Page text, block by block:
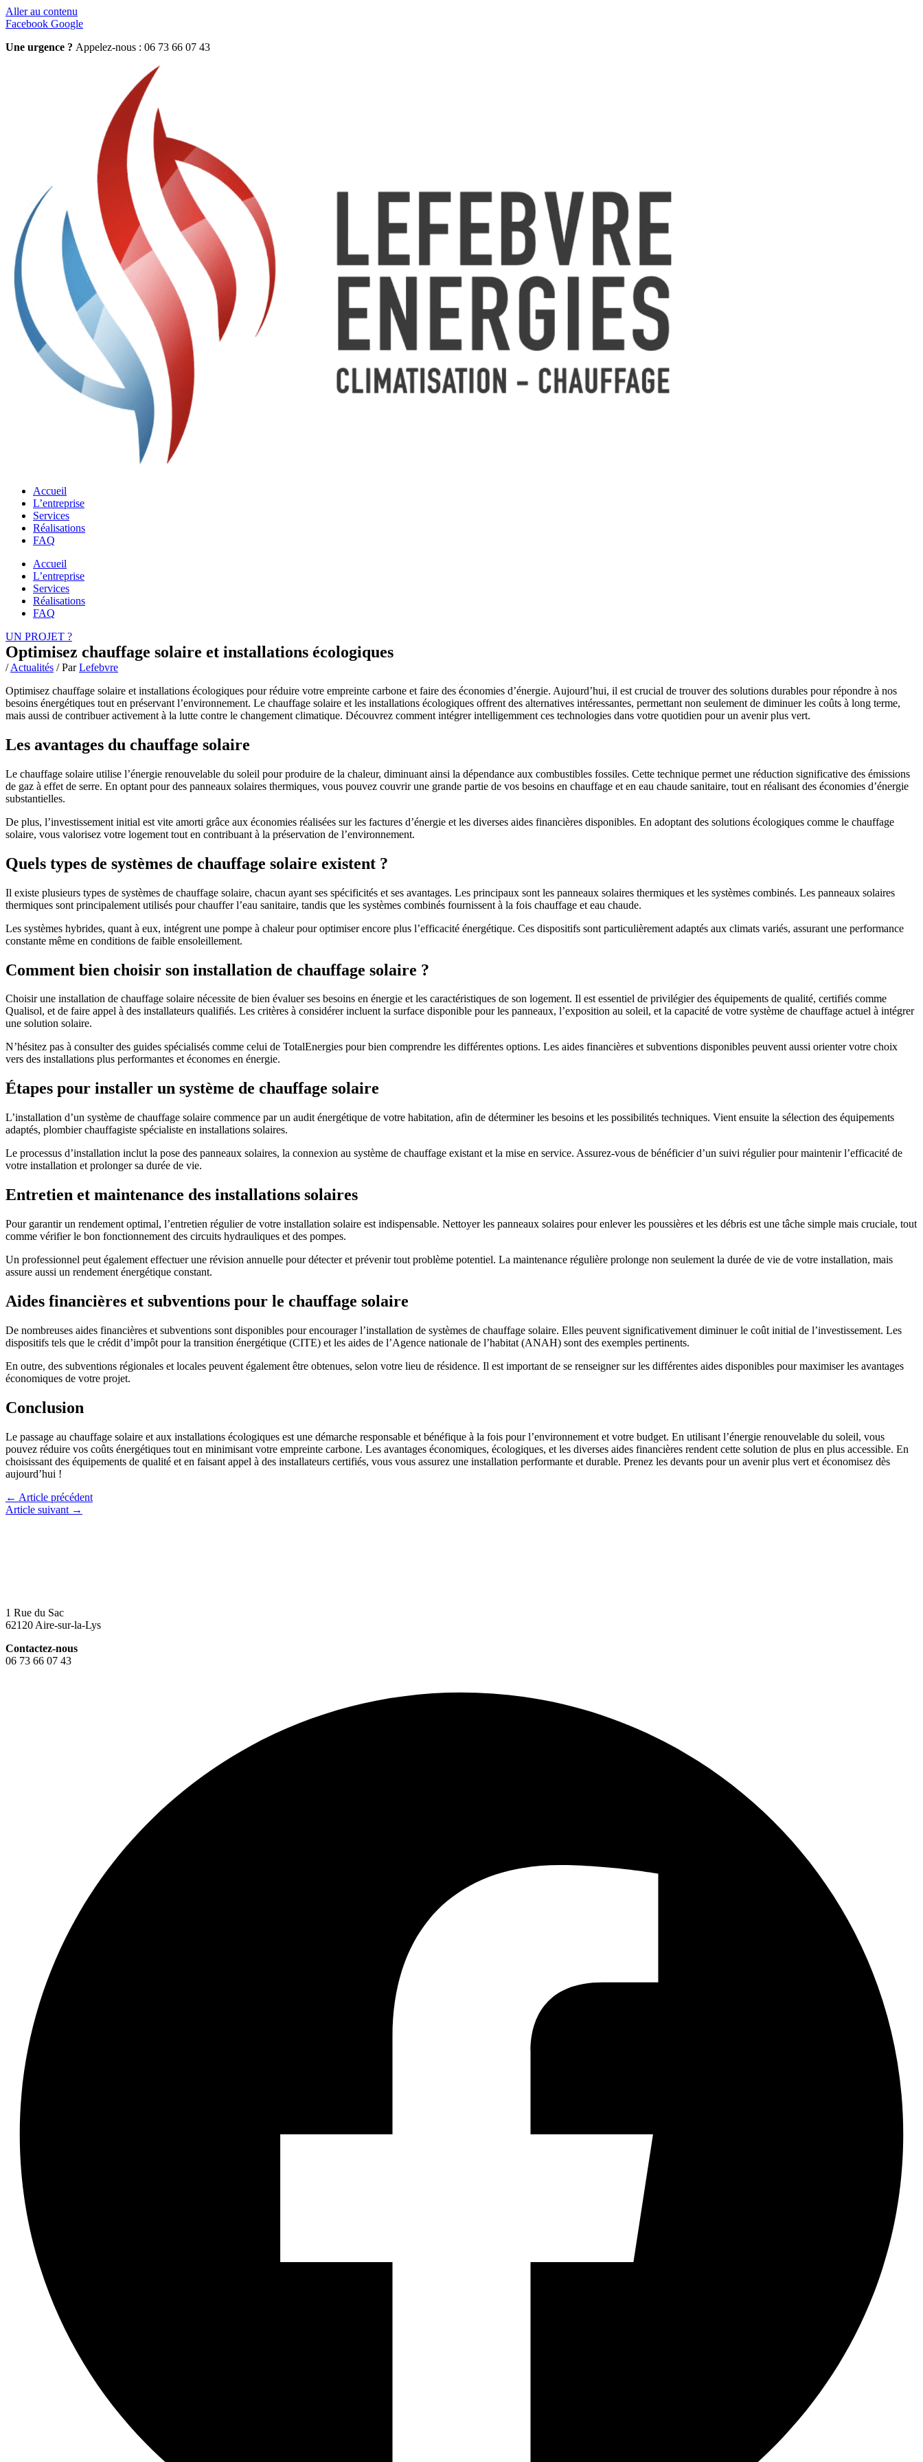
Aller au contenu
Facebook Google
Une urgence ? Appelez-nous : 06 73 66 07 43
Accueil
L’entreprise
Services
Réalisations
FAQ
Accueil
L’entreprise
Services
Réalisations
FAQ
UN PROJET ?
Optimisez chauffage solaire et installations écologiques
/Actualités / ParLefebvre
Optimisez chauffage solaire et installations écologiques pour réduire votre empreinte carbone et faire des économies d’énergie. Aujourd’hui, il est crucial de trouver des solutions durables pour répondre à nos
besoins énergétiques tout en préservant l’environnement. Le chauffage solaire et les installations écologiques offrent des alternatives intéressantes, permettant non seulement de diminuer les coûts à long terme,
mais aussi de contribuer activement à la lutte contre le changement climatique. Découvrez comment intégrer intelligemment ces technologies dans votre quotidien pour un avenir plus vert.
Les avantages du chauffage solaire
Le chauffage solaire utilise l’énergie renouvelable du soleil pour produire de la chaleur, diminuant ainsi la dépendance aux combustibles fossiles. Cette technique permet une réduction significative des émissions
de gaz à effet de serre. En optant pour des panneaux solaires thermiques, vous pouvez couvrir une grande partie de vos besoins en chauffage et en eau chaude sanitaire, tout en réalisant des économies d’énergie
substantielles.
De plus, l’investissement initial est vite amorti grâce aux économies réalisées sur les factures d’énergie et les diverses aides financières disponibles. En adoptant des solutions écologiques comme le chauffage
solaire, vous valorisez votre logement tout en contribuant à la préservation de l’environnement.
Quels types de systèmes de chauffage solaire existent ?
Il existe plusieurs types de systèmes de chauffage solaire, chacun ayant ses spécificités et ses avantages. Les principaux sont les panneaux solaires thermiques et les systèmes combinés. Les panneaux solaires
thermiques sont principalement utilisés pour chauffer l’eau sanitaire, tandis que les systèmes combinés fournissent à la fois chauffage et eau chaude.
Les systèmes hybrides, quant à eux, intégrent une pompe à chaleur pour optimiser encore plus l’efficacité énergétique. Ces dispositifs sont particulièrement adaptés aux climats variés, assurant une performance
constante même en conditions de faible ensoleillement.
Comment bien choisir son installation de chauffage solaire ?
Choisir une installation de chauffage solaire nécessite de bien évaluer ses besoins en énergie et les caractéristiques de son logement. Il est essentiel de privilégier des équipements de qualité, certifiés comme
Qualisol, et de faire appel à des installateurs qualifiés. Les critères à considérer incluent la surface disponible pour les panneaux, l’exposition au soleil, et la capacité de votre système de chauffage actuel à intégrer
une solution solaire.
N’hésitez pas à consulter des guides spécialisés comme celui de TotalEnergies pour bien comprendre les différentes options. Les aides financières et subventions disponibles peuvent aussi orienter votre choix
vers des installations plus performantes et économes en énergie.
Étapes pour installer un système de chauffage solaire
L’installation d’un système de chauffage solaire commence par un audit énergétique de votre habitation, afin de déterminer les besoins et les possibilités techniques. Vient ensuite la sélection des équipements
adaptés, plombier chauffagiste spécialiste en installations solaires.
Le processus d’installation inclut la pose des panneaux solaires, la connexion au système de chauffage existant et la mise en service. Assurez-vous de bénéficier d’un suivi régulier pour maintenir l’efficacité de
votre installation et prolonger sa durée de vie.
Entretien et maintenance des installations solaires
Pour garantir un rendement optimal, l’entretien régulier de votre installation solaire est indispensable. Nettoyer les panneaux solaires pour enlever les poussières et les débris est une tâche simple mais cruciale, tout
comme vérifier le bon fonctionnement des circuits hydrauliques et des pompes.
Un professionnel peut également effectuer une révision annuelle pour détecter et prévenir tout problème potentiel. La maintenance régulière prolonge non seulement la durée de vie de votre installation, mais
assure aussi un rendement énergétique constant.
Aides financières et subventions pour le chauffage solaire
De nombreuses aides financières et subventions sont disponibles pour encourager l’installation de systèmes de chauffage solaire. Elles peuvent significativement diminuer le coût initial de l’investissement. Les
dispositifs tels que le crédit d’impôt pour la transition énergétique (CITE) et les aides de l’Agence nationale de l’habitat (ANAH) sont des exemples pertinents.
En outre, des subventions régionales et locales peuvent également être obtenues, selon votre lieu de résidence. Il est important de se renseigner sur les différentes aides disponibles pour maximiser les avantages
économiques de votre projet.
Conclusion
Le passage au chauffage solaire et aux installations écologiques est une démarche responsable et bénéfique à la fois pour l’environnement et votre budget. En utilisant l’énergie renouvelable du soleil, vous
pouvez réduire vos coûts énergétiques tout en minimisant votre empreinte carbone. Les avantages économiques, écologiques, et les diverses aides financières rendent cette solution de plus en plus accessible. En
choisissant des équipements de qualité et en faisant appel à des installateurs certifiés, vous vous assurez une installation performante et durable. Prenez les devants pour un avenir plus vert et économisez dès
aujourd’hui !
← Article précédent
Article suivant →
1 Rue du Sac
62120 Aire-sur-la-Lys
Contactez-nous
06 73 66 07 43